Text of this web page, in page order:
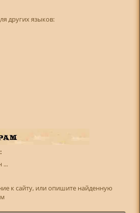
других языков:
...
к сайту, или опишите найденную